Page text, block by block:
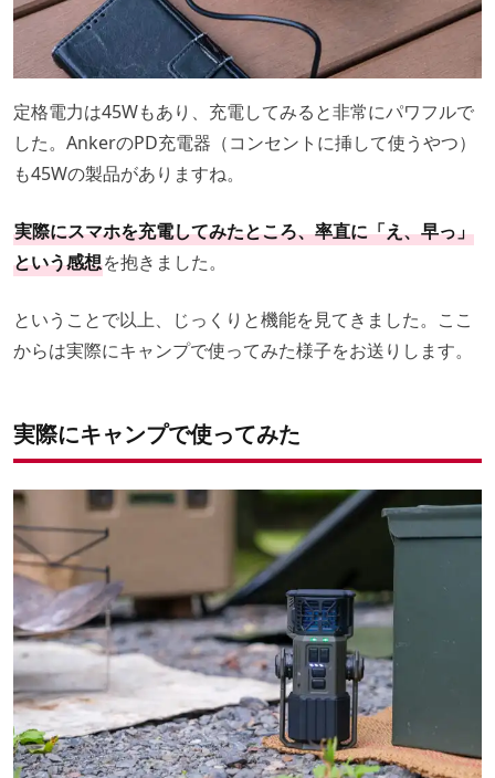
定格電力は45Wもあり、充電してみると非常にパワフルで
した。AnkerのPD充電器（コンセントに挿して使うやつ）
も45Wの製品がありますね。
実際にスマホを充電してみたところ、率直に「え、早っ」
という感想を抱きました。
ということで以上、じっくりと機能を見てきました。ここ
からは実際にキャンプで使ってみた様子をお送りします。
実際にキャンプで使ってみた